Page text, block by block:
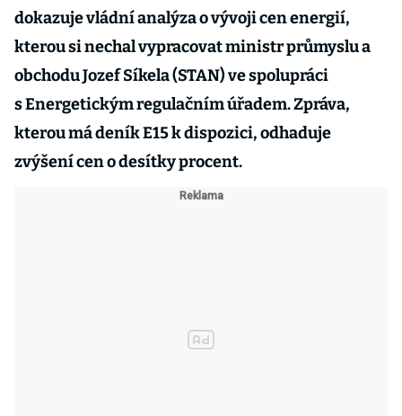
dokazuje vládní analýza o vývoji cen energií,
kterou si nechal vypracovat ministr průmyslu a
obchodu Jozef Síkela (STAN) ve spolupráci
s Energetickým regulačním úřadem. Zpráva,
kterou má deník E15 k dispozici, odhaduje
zvýšení cen o desítky procent.